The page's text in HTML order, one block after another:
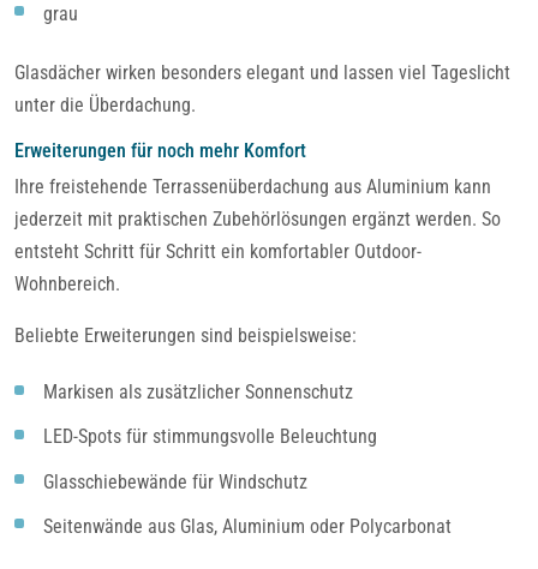
grau
Glasdächer wirken besonders elegant und lassen viel Tageslicht
unter die Überdachung.
Erweiterungen für noch mehr Komfort
Ihre freistehende Terrassenüberdachung aus Aluminium kann
jederzeit mit praktischen Zubehörlösungen ergänzt werden. So
entsteht Schritt für Schritt ein komfortabler Outdoor-
Wohnbereich.
Beliebte Erweiterungen sind beispielsweise:
Markisen als zusätzlicher Sonnenschutz
LED-Spots für stimmungsvolle Beleuchtung
Glasschiebewände für Windschutz
Seitenwände aus Glas, Aluminium oder Polycarbonat